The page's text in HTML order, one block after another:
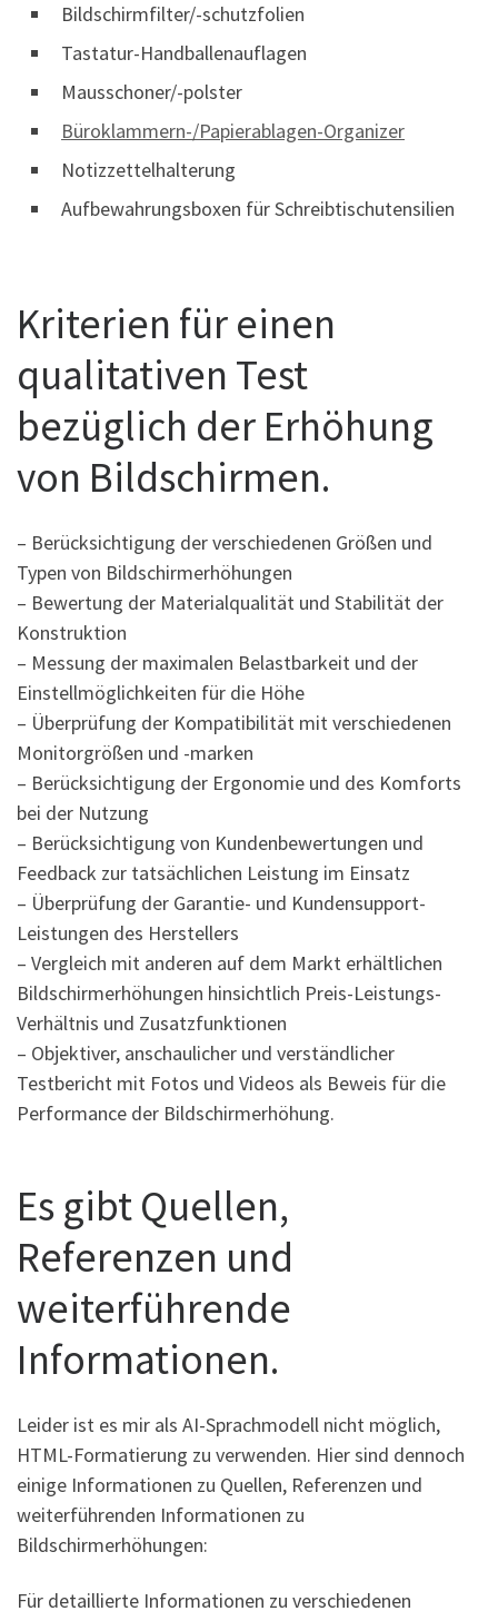
Bildschirmfilter/-schutzfolien
Tastatur-Handballenauflagen
Mausschoner/-polster
Büroklammern-/Papierablagen-Organizer
Notizzettelhalterung
Aufbewahrungsboxen für Schreibtischutensilien
Kriterien für einen
qualitativen Test
bezüglich der Erhöhung
von Bildschirmen.
– Berücksichtigung der verschiedenen Größen und
Typen von Bildschirmerhöhungen
– Bewertung der Materialqualität und Stabilität der
Konstruktion
– Messung der maximalen Belastbarkeit und der
Einstellmöglichkeiten für die Höhe
– Überprüfung der Kompatibilität mit verschiedenen
Monitorgrößen und -marken
– Berücksichtigung der Ergonomie und des Komforts
bei der Nutzung
– Berücksichtigung von Kundenbewertungen und
Feedback zur tatsächlichen Leistung im Einsatz
– Überprüfung der Garantie- und Kundensupport-
Leistungen des Herstellers
– Vergleich mit anderen auf dem Markt erhältlichen
Bildschirmerhöhungen hinsichtlich Preis-Leistungs-
Verhältnis und Zusatzfunktionen
– Objektiver, anschaulicher und verständlicher
Testbericht mit Fotos und Videos als Beweis für die
Performance der Bildschirmerhöhung.
Es gibt Quellen,
Referenzen und
weiterführende
Informationen.
Leider ist es mir als AI-Sprachmodell nicht möglich,
HTML-Formatierung zu verwenden. Hier sind dennoch
einige Informationen zu Quellen, Referenzen und
weiterführenden Informationen zu
Bildschirmerhöhungen:
Für detaillierte Informationen zu verschiedenen